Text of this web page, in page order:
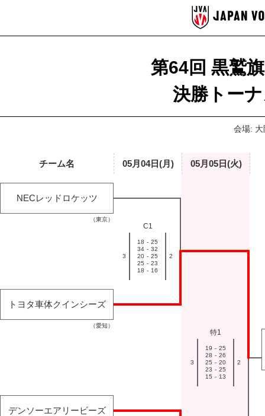
第64回 黒鷲
決勝トー
会場:
チーム名 05月04日(月) 05月05日(火)
NECレッドロケッツ
（東京）
C1
3
18 - 25
34 - 32
20 - 25
25 - 23
18 - 16
2
トヨタ車体クインシーズ
（愛知）
特1
3
19 - 25
28 - 26
25 - 20
23 - 25
15 - 13
2
デンソーエアリービーズ